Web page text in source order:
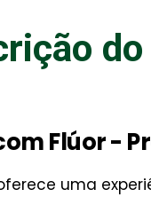
Flúor -
uma